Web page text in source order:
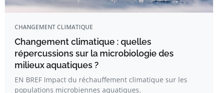
CHANGEMENT CLIMATIQUE
Changement climatique : quelles
répercussions sur la microbiologie des
milieux aquatiques ?
EN BREF Impact du réchauffement climatique sur les
populations microbiennes aquatiques.